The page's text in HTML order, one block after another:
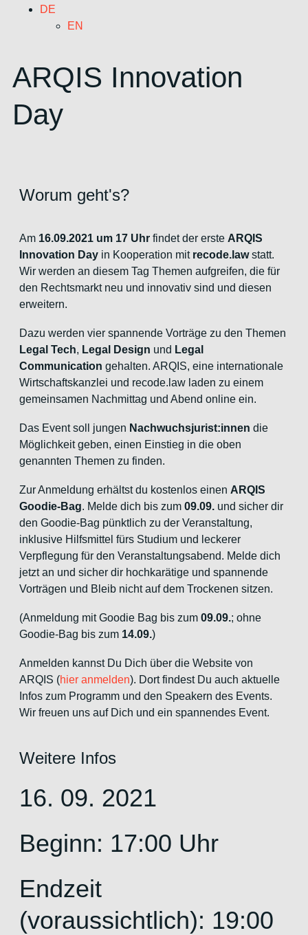
DE
EN
ARQIS Innovation
Day
Worum geht's?
Am 16.09.2021 um 17 Uhr findet der erste ARQIS
Innovation Day in Kooperation mit recode.lawstatt.
Wir werden an diesem Tag Themen aufgreifen, die für
den Rechtsmarkt neu und innovativ sind und diesen
erweitern.
Dazu werden vier spannende Vorträge zu den Themen
Legal Tech, Legal Design und Legal
Communication gehalten. ARQIS, eine internationale
Wirtschaftskanzlei und recode.law laden zu einem
gemeinsamen Nachmittag und Abend online ein.
Das Event soll jungen Nachwuchsjurist:innen die
Möglichkeit geben, einen Einstieg in die oben
genannten Themen zu finden.
Zur Anmeldung erhältst du kostenlos einen ARQIS
Goodie-Bag. Melde dich bis zum 09.09. und sicher dir
den Goodie-Bag pünktlich zu der Veranstaltung,
inklusive Hilfsmittel fürs Studium und leckerer
Verpflegung für den Veranstaltungsabend. Melde dich
jetzt an und sicher dir hochkarätige und spannende
Vorträgen und Bleib nicht auf dem Trockenen sitzen.
(Anmeldung mit Goodie Bag bis zum 09.09.; ohne
Goodie-Bag bis zum 14.09.)
Anmelden kannst Du Dich über die Website von
ARQIS (hier anmelden). Dort findest Du auch aktuelle
Infos zum Programm und den Speakern des Events.
Wir freuen uns auf Dich und ein spannendes Event.
Weitere Infos
16. 09. 2021
Beginn: 17:00 Uhr
Endzeit
(voraussichtlich): 19:00